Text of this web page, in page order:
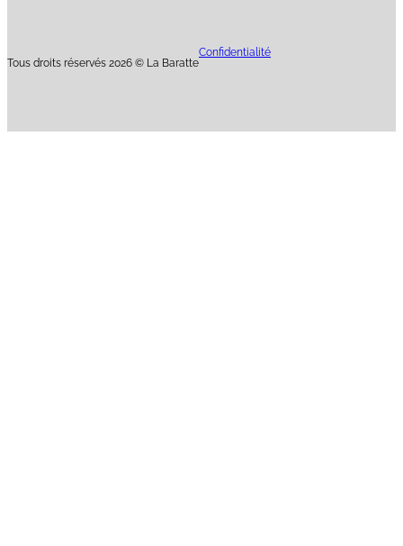
Tous droits réservés 2026 © La Baratte
Confidentialité